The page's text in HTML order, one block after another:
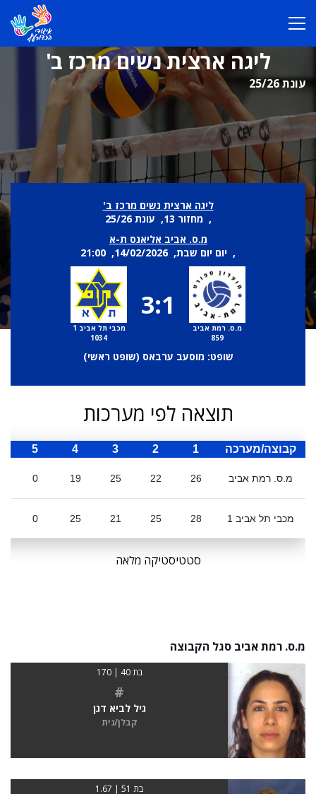
ליגה ארצית נשים מרכז ב'
עונת 25/26
ליגה ארצית נשים מרכז ב'
, מחזור 13, עונת 25/26
מ.ס. אביב אליאנס ת-א
, יום יום שבת, 14/02/2026, 21:00
מ.ס. רמת אביב
859
3:1
מכבי תל אביב 1
1034
שופט: מוסעב ערבאס (שופט ראשי)
תוצאה לפי מערכות
קבוצה/מערכה 1
2
3
4
5
מ.ס. רמת אביב 26
22
25
19
0
מכבי תל אביב 1 28
25
21
25
0
סטטיסטיקה מלאה
מ.ס. רמת אביב סגל הקבוצה
בת 40 | 170
#
גיל לביא דגן
קבלן/נית
בת 51 | 1.67